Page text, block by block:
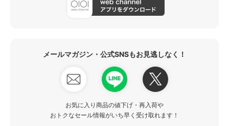
メールマガジン・公式SNSもお見逃しなく！
お気に入り商品の値下げ・再入荷や
おトクなセール情報がいち早く受け取れます！